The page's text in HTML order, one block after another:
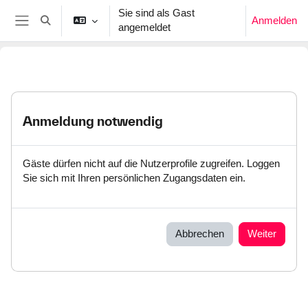
Zum Hauptinhalt
Website-Übersicht
Sucheingabe umschalten
Sie sind als Gast
angemeldet
Anmelden
Anmeldung notwendig
Gäste dürfen nicht auf die Nutzerprofile zugreifen. Loggen
Sie sich mit Ihren persönlichen Zugangsdaten ein.
Abbrechen Weiter